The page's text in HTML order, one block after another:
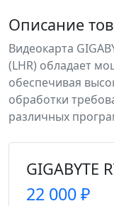
Описание
Видеокарта
(LHR) обладает
обеспечивая
обработки
различных
GIGABYTE
22 000 ₽